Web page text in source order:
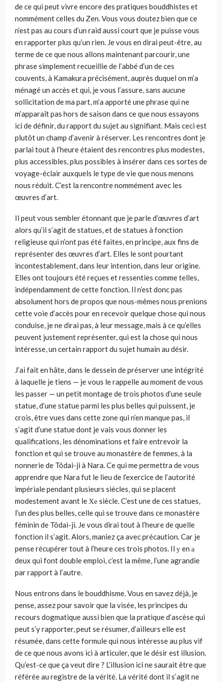
de ce qui peut vivre encore des pratiques bouddhistes et
nommément celles du Zen. Vous vous doutez bien que ce
n’est pas au cours d’un raid aussi court que je puisse vous
en rapporter plus qu’un rien. Je vous en dirai peut-être, au
terme de ce que nous allons maintenant parcou­rir, une
phrase simplement recueillie de l’abbé d’un de ces
couvents, à Kamakura précisément, auprès duquel on m’a
ménagé un accès et qui, je vous l’assure, sans aucune
sollicitation de ma part, m’a apporté une phrase qui ne
m’apparaît pas hors de saison dans ce que nous essayons
ici de défi­nir, du rapport du sujet au signifiant. Mais ceci est
plutôt un champ d’ave­nir à réserver. Les rencontres dont je
parlai tout à l’heure étaient des ren­contres plus modestes,
plus accessibles, plus possibles à insérer dans ces sortes de
voyage-éclair auxquels le type de vie que nous menons
nous réduit. C’est la rencontre nommément avec les
œuvres d’art.
Il peut vous sembler étonnant que je parle d’œuvres d’art
alors qu’il s’agit de statues, et de statues à fonction
religieuse qui n’ont pas été faites, en principe, aux fins de
représenter des œuvres d’art. Elles le sont pourtant
incontestablement, dans leur intention, dans leur origine.
Elles ont toujours été reçues et ressenties comme telles,
indépendamment de cette fonction. Il n’est donc pas
absolument hors de propos que nous-mêmes nous prenions
cette voie d’accès pour en recevoir quelque chose qui nous
conduise, je ne dirai pas, à leur message, mais à ce qu’elles
peuvent justement représenter, qui est la chose qui nous
intéresse, un certain rapport du sujet humain au désir.
J’ai fait en hâte, dans le dessein de préserver une intégrité
à laquelle je tiens — je vous le rappelle au moment de vous
les passer — un petit mon­tage de trois photos d’une seule
statue, d’une statue parmi les plus belles qui puissent, je
crois, être vues dans cette zone qui n’en manque pas, il
s’agit d’une statue dont je vais vous donner les
qualifications, les dénominations et faire entrevoir la
fonction et qui se trouve au monastère de femmes, à la
nonnerie de Tôdai-ji à Nara. Ce qui me permettra de vous
apprendre que Nara fut le lieu de l’exercice de l’autorité
impériale pendant plusieurs siècles, qui se placent
modestement avant le Хе siècle. C’est une de ces sta­tues,
l’un des plus belles, celle qui se trouve dans ce monastère
féminin de Tôdai-ji. Je vous dirai tout à l’heure de quelle
fonction il s’agit. Alors, maniez ça avec précaution. Car je
pense récupérer tout à l’heure ces trois photos. Il у en а
deux qui font double emploi, c’est la même, l’une agrandie
par rapport à l’autre.
Nous entrons dans le bouddhisme. Vous en savez déjà, je
pense, assez pour savoir que la visée, les principes du
recours dogmatique aussi bien que la pratique d’ascèse qui
peut s’y rapporter, peut se résumer, d’ailleurs elle est
résumée, dans cette formule qui nous intéresse au plus vif
de ce que nous avons ici à articuler, que le désir est illusion.
Qu’est-ce que ça veut dire ? L’illusion ici ne saurait être que
référée au registre de la vérité. La vérité dont il s’agit ne